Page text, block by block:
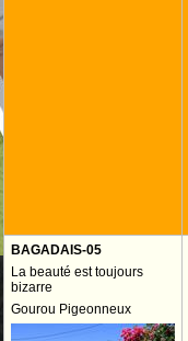
BAGADAIS-05
La beauté est toujours
bizarre
Gourou Pigeonneux